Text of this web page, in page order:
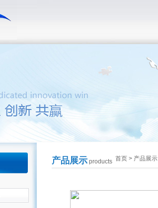
产品展示 products 首页 > 产品展示